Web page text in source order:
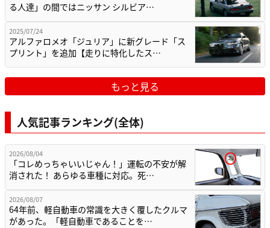
る人達」の間ではニッサン シルビア…
2025/07/24
アルファロメオ「ジュリア」に新グレード「ス
プリント」を追加【走りに特化したス…
もっと見る
人気記事ランキング(全体)
2026/08/04
「コレめっちゃいいじゃん！」運転の不安が解
消された！ あらゆる車種に対応。死…
2026/08/07
64年前、軽自動車の常識を大きく覆したクルマ
があった。「軽自動車であることを…